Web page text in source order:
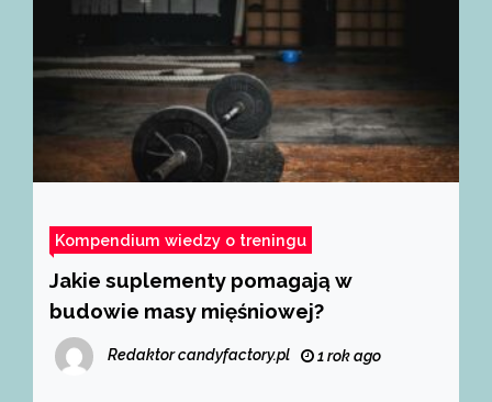
Kompendium wiedzy o treningu
Jakie suplementy pomagają w
budowie masy mięśniowej?
Redaktor candyfactory.pl 1 rok ago